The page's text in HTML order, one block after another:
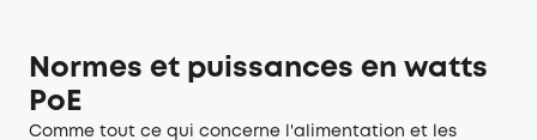
Normes et puissances en watts
PoE
Comme tout ce qui concerne l'alimentation et les